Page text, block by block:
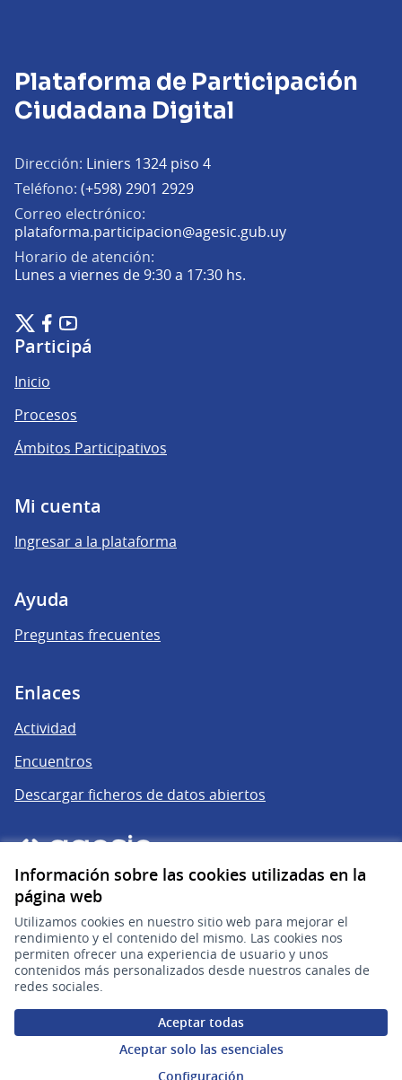
Información sobre las cookies utilizadas en la
página web
Utilizamos cookies en nuestro sitio web para mejorar el
rendimiento y el contenido del mismo. Las cookies nos
permiten ofrecer una experiencia de usuario y unos
contenidos más personalizados desde nuestros canales de
redes sociales.
Aceptar todas
Aceptar solo las esenciales
Configuración
Plataforma de Participación
Ciudadana Digital
Dirección: Liniers 1324 piso 4
Teléfono: (+598) 2901 2929
Correo electrónico:
plataforma.participacion@agesic.gub.uy(Abrir en una
Horario de atención:
Lunes a viernes de 9:30 a 17:30 hs.
Plataforma de Participación Ciudadana Digital en X
(Enlace externo)
Plataforma de Participación Ciudadana Digital en Facebook
(Enlace externo)
Plataforma de Participación Ciudadana Digital en
(Enlace externo)
Participá
Inicio
Procesos
Ámbitos Participativos
Mi cuenta
Ingresar a la plataforma
Ayuda
Preguntas frecuentes
Enlaces
Actividad
Encuentros
Descargar ficheros de datos abiertos
gub.uy
(Enlace externo)
Sitio oficial de la República Oriental del Uruguay
Configuración de cookies